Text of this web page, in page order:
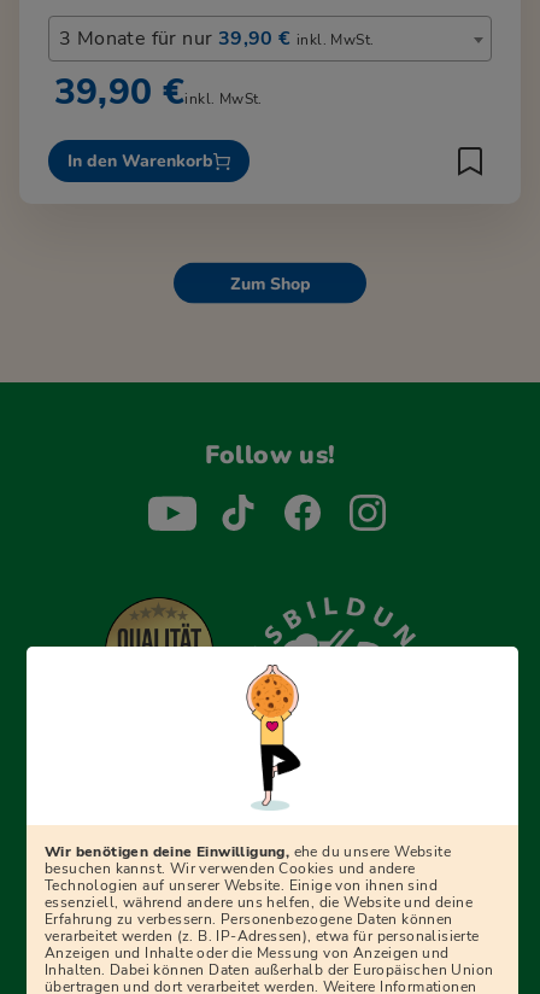
3 Monate für nur 39,90 € inkl. MwSt.
39,90 €inkl. MwSt.
In den Warenkorb
Zum Shop
Follow us!
Erfolgreich bewerben mit Ausbildungspark: Wir
begleiten dich Schritt für Schritt bei deinem Start in den
Beruf oder ins Studium – mit smarten E-Learning-Tools,
Ratgebern und Prüfungspaketen, interaktiven
Videokursen und vielem mehr. Für alle, die was werden
wollen!
Wir benötigen deine Einwilligung, ehe du unsere Website
besuchen kannst. Wir verwenden Cookies und andere
Technologien auf unserer Website. Einige von ihnen sind
essenziell, während andere uns helfen, die Website und deine
Erfahrung zu verbessern. Personenbezogene Daten können
verarbeitet werden (z. B. IP-Adressen), etwa für personalisierte
Anzeigen und Inhalte oder die Messung von Anzeigen und
Inhalten. Dabei können Daten außerhalb der Europäischen Union
übertragen und dort verarbeitet werden. Weitere Informationen